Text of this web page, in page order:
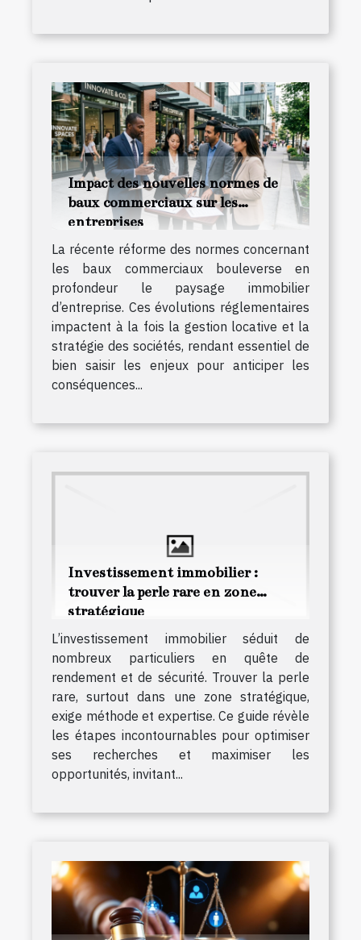
Impact des nouvelles normes de
baux commerciaux sur les
entreprises
La récente réforme des normes concernant
les baux commerciaux bouleverse en
profondeur le paysage immobilier
d’entreprise. Ces évolutions réglementaires
impactent à la fois la gestion locative et la
stratégie des sociétés, rendant essentiel de
bien saisir les enjeux pour anticiper les
conséquences...
Investissement immobilier :
trouver la perle rare en zone
stratégique
L’investissement immobilier séduit de
nombreux particuliers en quête de
rendement et de sécurité. Trouver la perle
rare, surtout dans une zone stratégique,
exige méthode et expertise. Ce guide révèle
les étapes incontournables pour optimiser
ses recherches et maximiser les
opportunités, invitant...